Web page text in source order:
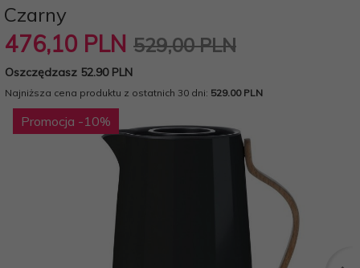
Czarny
476,10 PLN 529,00 PLN
Oszczędzasz 52.90 PLN
Najniższa cena produktu z ostatnich 30 dni: 529.00 PLN
Promocja -10%